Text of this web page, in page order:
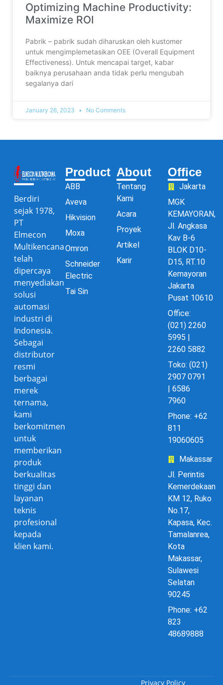
Optimizing Machine Productivity:
Maximize ROI
Pabrik – pabrik sudah diharuskan oleh kustomer
untuk mengimplemetasikan OEE (Overall Equipment
Effectiveness). Untuk mencapai target, kabar
baiknya perusahaan anda tidak perlu mengubah
segalanya dari
January 26, 2023 No Comments
Berdiri
sejak 1978,
PT
Elmecon
Multikencana
telah
dipercaya
menyediakan
solusi
automasi
industri di
Indonesia.
Sebagai
distributor
resmi
berbagai
merek
ternama,
kami
berkomitmen
untuk
memberikan
produk
berkualitas
tinggi dan
layanan
teknis
profesional
kepada
klien kami.
Product
ABB
Aveva
Hikvision
Moxa
Omron
Schneider
Electric
Tai Sin
About
Tentang
Kami
Acara
Proyek
Artikel
Karir
Office
Jakarta
MGK
KEMAYORAN,
Jl. Angkasa
Kav B-6
BLOK D10-
D15, RT.10
Kemayoran
Jakarta
Pusat 10610
Office:
(021) 2260
5995 |
2260 5882
Toko: (021)
2907 0791
| 6586
7960
Phone: +62
811
19060605
Makassar
Jl. Perintis
Kemerdekaan
KM 12, Ruko
No.17,
Kapasa, Kec.
Tamalanrea,
Kota
Makassar,
Sulawesi
Selatan
90245
Phone: +62
823
48689888
Privacy Policy